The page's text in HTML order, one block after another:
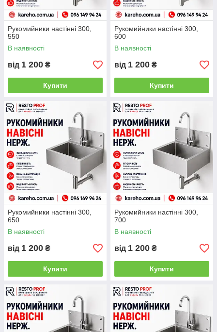
Рукомийники настінні 300,
550
В наявності
від 1 200 ₴
Купити
Рукомийники настінні 300,
600
В наявності
від 1 200 ₴
Купити
Рукомийники настінні 300,
650
В наявності
від 1 200 ₴
Купити
Рукомийники настінні 300,
700
В наявності
від 1 200 ₴
Купити